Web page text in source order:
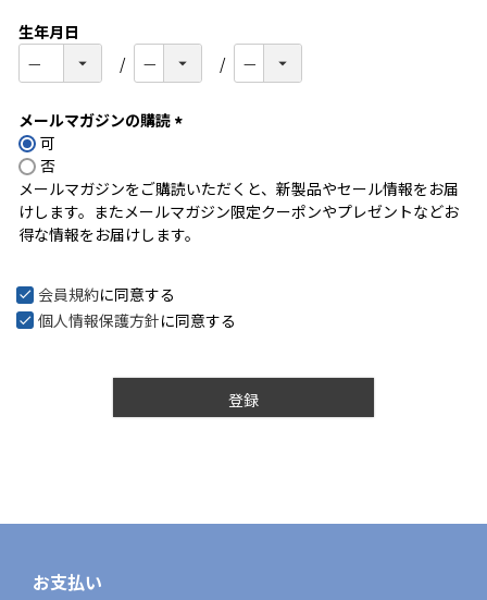
生年月日
メールマガジンの購読
須
)
可
否
メールマガジンをご購読いただくと、新製品やセール情報をお届
けします。またメールマガジン限定クーポンやプレゼントなどお
得な情報をお届けします。
会員規約に同意する
個人情報保護方針に同意する
登録
お支払い